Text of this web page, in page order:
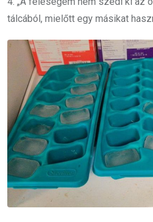
tálcából, mielőtt egy másikat